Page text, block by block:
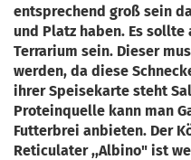
entsprechend groß sein
und Platz haben. Es
Terrarium sein. Dieser
werden, da diese
ihrer Speisekarte steht
Proteinquelle kann man
Futterbrei anbieten. Der
Reticulater ,,Albino" ist